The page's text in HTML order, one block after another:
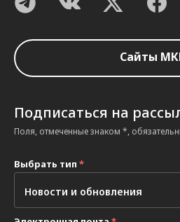
Сайты
Подписаться на
Поля, отмеченные знаком *,
Выбрать тип *